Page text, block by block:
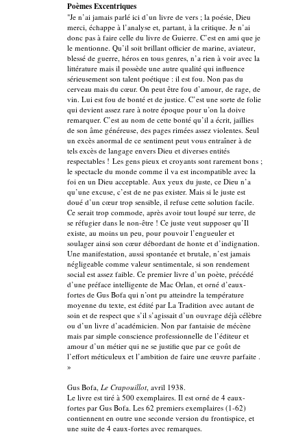
Poèmes Excentriques
"Je n’ai jamais parlé ici d’un livre de vers ; la poésie, Dieu
merci, échappe à l’analyse et, partant, à la critique. Je n’ai
donc pas à faire celle du livre de Guierre. C’est en ami que je
le mentionne. Qu’il soit brillant officier de marine, aviateur,
blessé de guerre, héros en tous genres, n’a rien à voir avec la
littérature mais il possède une autre qualité qui influence
sérieusement son talent poétique : il est fou. Non pas du
cerveau mais du cœur. On peut être fou d’amour, de rage, de
vin. Lui est fou de bonté et de justice. C’est une sorte de folie
qui devient assez rare à notre époque pour u’on la doive
remarquer. C’est au nom de cette bonté qu’il a écrit, jaillies
de son âme généreuse, des pages rimées assez violentes. Seul
un excès anormal de ce sentiment peut vous entraîner à de
tels excès de langage envers Dieu et diverses entités
respectables ! Les gens pieux et croyants sont rarement bons ;
le spectacle du monde comme il va est incompatible avec la
foi en un Dieu acceptable. Aux yeux du juste, ce Dieu n’a
qu’une excuse, c’est de ne pas exister. Mais si le juste est
doué d’un cœur trop sensible, il refuse cette solution facile.
Ce serait trop commode, après avoir tout loupé sur terre, de
se réfugier dans le non-être ! Ce juste veut supposer qu’Il
existe, au moins un peu, pour pouvoir l’engueuler et
soulager ainsi son cœur débordant de honte et d’indignation.
Une manifestation, aussi spontanée et brutale, n’est jamais
négligeable comme valeur sentimentale, si son rendement
social est assez faible. Ce premier livre d’un poète, précédé
d’une préface intelligente de Mac Orlan, et orné d’eaux-
fortes de Gus Bofa qui n’ont pu atteindre la température
moyenne du texte, est édité par La Tradition avec autant de
soin et de respect que s’il s’agissait d’un ouvrage déjà célèbre
ou d’un livre d’académicien. Non par fantaisie de mécène
mais par simple conscience professionnelle de l’éditeur et
amour d’un métier qui ne se justifie que par ce goût de
l’effort méticuleux et l’ambition de faire une œuvre parfaite .
»
Gus Bofa, Le Crapouillot, avril 1938.
Le livre est tiré à 500 exemplaires. Il est orné de 4 eaux-
fortes par Gus Bofa. Les 62 premiers exemplaires (1-62)
contiennent en outre une seconde version du frontispice, et
une suite de 4 eaux-fortes avec remarques.